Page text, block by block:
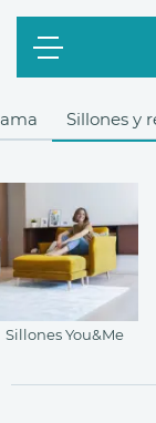
Sillones y
Sillones You&Me